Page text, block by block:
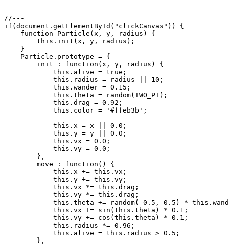
//---
if(document.getElementById("clickCanvas")) {
    function Particle(x, y, radius) {
        this.init(x, y, radius);
    }
    Particle.prototype = {
        init : function(x, y, radius) {
            this.alive = true;
            this.radius = radius || 10;
            this.wander = 0.15;
            this.theta = random(TWO_PI);
            this.drag = 0.92;
            this.color = '#ffeb3b';
            this.x = x || 0.0;
            this.y = y || 0.0;
            this.vx = 0.0;
            this.vy = 0.0;
        },
        move : function() {
            this.x += this.vx;
            this.y += this.vy;
            this.vx *= this.drag;
            this.vy *= this.drag;
this.theta += random(-0.5, 0.5) *
            this.vx += sin(this.theta) * 0.1;
            this.vy += cos(this.theta) * 0.1;
            this.radius *= 0.96;
            this.alive = this.radius > 0.5;
        },